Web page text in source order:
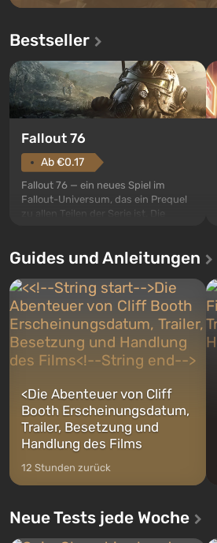
Bestseller
Fallout 76
Ab €0.17
Fallout 76 — ein neues Spiel im
Fallout-Universum, das ein Prequel
zu allen Teilen der Serie ist. Die
sollte laut den Plänen der Vault-Tec-
nach dem Abwurf von Atombomben
auf Amerika geöffnet wird. De...
Guides und Anleitungen
<Die Abenteuer von Cliff
Booth Erscheinungsdatum,
Trailer, Besetzung und
Handlung des Films
12 Stunden zurück
Neue Tests jede Woche